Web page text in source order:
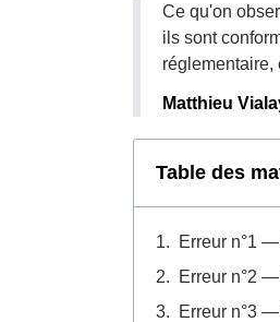
Ce qu'on
ils sont
réglementaire,
Matthieu
Table des
Erreur n°1
Erreur n°2
Erreur n°3